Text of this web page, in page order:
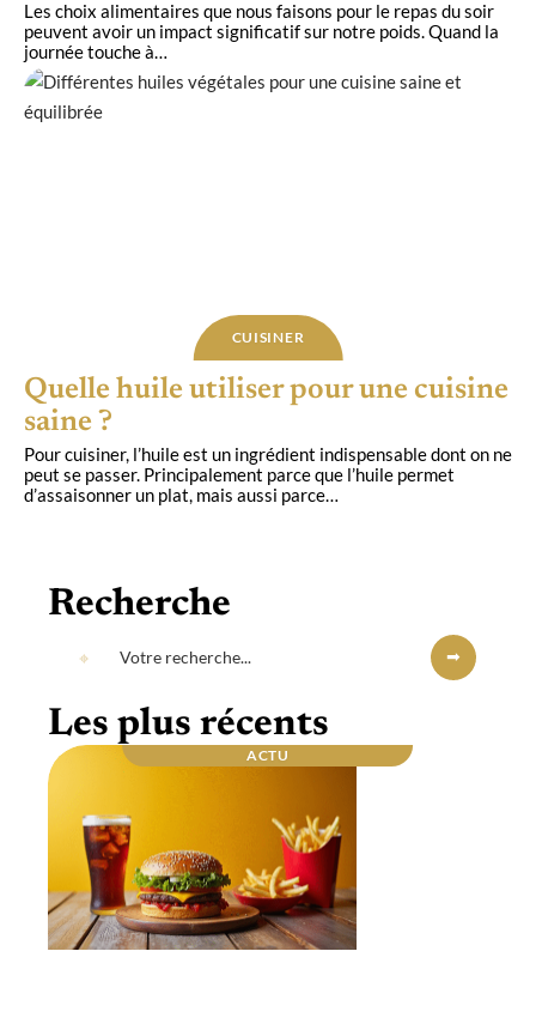
Les choix alimentaires que nous faisons pour le repas du soir
peuvent avoir un impact significatif sur notre poids. Quand la
journée touche à…
CUISINER
Quelle huile utiliser pour une cuisine
saine ?
Pour cuisiner, l’huile est un ingrédient indispensable dont on ne
peut se passer. Principalement parce que l’huile permet
d’assaisonner un plat, mais aussi parce…
Recherche
Les plus récents
ACTU